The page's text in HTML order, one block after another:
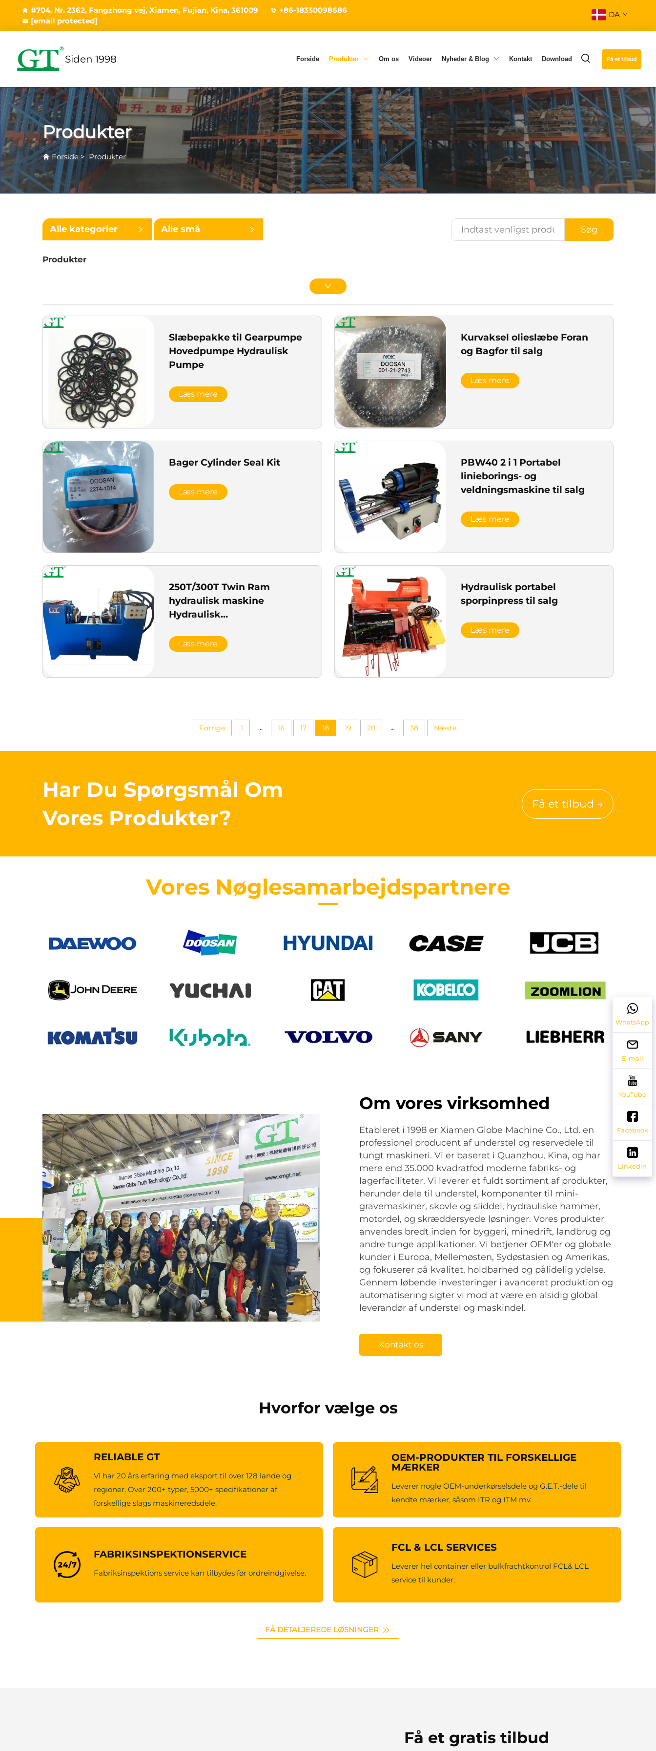
#704, Nr. 2362, Fangzhong vej, Xiamen, Fujian, Kina, 361009
+86-18350098686
[email protected]
DA
Siden 1998 Forside Produkter Om os Videoer Nyheder & Blog Kontakt Download Få et tilbud
Produkter
Forside > Produkter
Alle kategorier Alle små Søg
Produkter
Slæbepakke til Gearpumpe
Hovedpumpe Hydraulisk
Pumpe
Læs mere
Kurvaksel olieslæbe Foran
og Bagfor til salg
Læs mere
Bager Cylinder Seal Kit
Læs mere
PBW40 2 i 1 Portabel
linieborings- og
veldningsmaskine til salg
Læs mere
250T/300T Twin Ram
hydraulisk maskine
Hydraulisk
Læs mere
Hydraulisk portabel
sporpinpress til salg
Læs mere
Forrige 1 ... 16 17 18 19 20 ... 38 Næste
Har Du Spørgsmål Om
Vores Produkter?
Få et tilbud →
Vores Nøglesamarbejdspartnere
Om vores virksomhed
Etableret i 1998 er Xiamen Globe Machine Co., Ltd. en
professionel producent af understel og reservedele til
tungt maskineri. Vi er baseret i Quanzhou, Kina, og har
mere end 35.000 kvadratfod moderne fabriks- og
lagerfaciliteter. Vi leverer et fuldt sortiment af produkter,
herunder dele til understel, komponenter til mini-
gravemaskiner, skovle og sliddel, hydrauliske hammer,
motordel, og skræddersyede løsninger. Vores produkter
anvendes bredt inden for byggeri, minedrift, landbrug og
andre tunge applikationer. Vi betjener OEM'er og globale
kunder i Europa, Mellemøsten, Sydøstasien og Amerikas,
og fokuserer på kvalitet, holdbarhed og pålidelig ydelse.
Gennem løbende investeringer i avanceret produktion og
automatisering sigter vi mod at være en alsidig global
leverandør af understel og maskindel.
Kontakt os
Hvorfor vælge os
RELIABLE GT
Vi har 20 års erfaring med eksport til over 128 lande og
regioner. Over 200+ typer, 5000+ specifikationer af
forskellige slags maskineredsdele.
OEM-PRODUKTER TIL FORSKELLIGE
MÆRKER
Leverer nogle OEM-underkørselsdele og G.E.T.-dele til
kendte mærker, såsom ITR og ITM mv.
FABRIKSINSPEKTIONSERVICE
Fabriksinspektions service kan tilbydes før ordreindgivelse.
FCL & LCL SERVICES
Leverer hel container eller bulkfrachtkontrol FCL& LCL
service til kunder.
FÅ DETALJEREDE LØSNINGER
Få et gratis tilbud
WhatsApp
E-mail
YouTube
Facebook
Linkedin